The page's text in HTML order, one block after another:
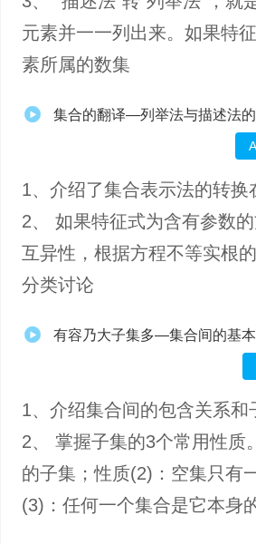
元素并一一列出来。如果特
素所属的数集
集合的翻译—列举法与描述法
1、介绍了集合表示法的转
2、 如果特征式为含有参数
互异性，根据方程不等实根
分类讨论
有容乃大子集多—集合间的基
1、介绍集合间的包含关系和
2、 掌握子集的3个常用性质
的子集；性质(2)：空集只有
(3)：任何一个集合是它本身